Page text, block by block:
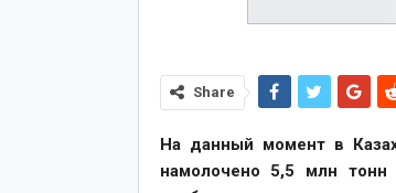
Share
На данный момент в
намолочено 5,5 млн тонн